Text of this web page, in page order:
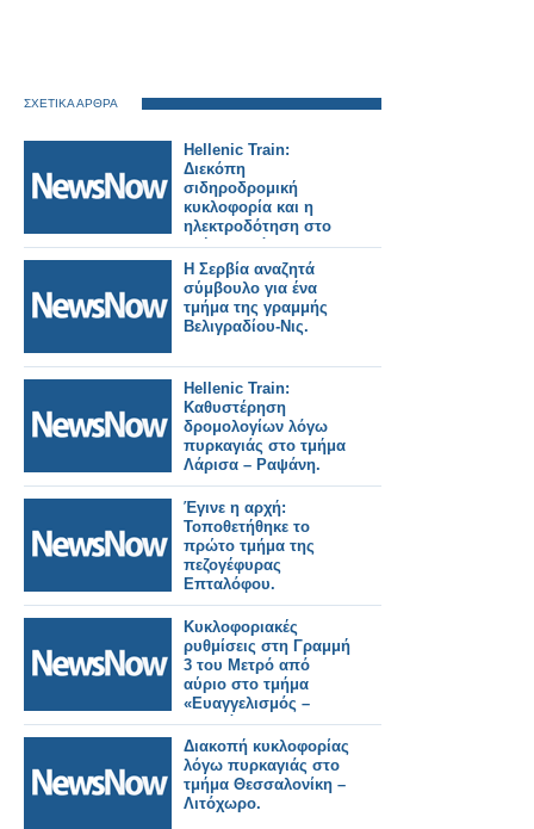
ΣΧΕΤΙΚΑ ΑΡΘΡΑ
Hellenic Train:
Διεκόπη
σιδηροδρομική
κυκλοφορία και η
ηλεκτροδότηση στο
τμήμα Οινόη –
Χαλκίδα, εξαιτίας
πυρκαγιάς.
Η Σερβία αναζητά
σύμβουλο για ένα
τμήμα της γραμμής
Βελιγραδίου-Νις.
Hellenic Train:
Καθυστέρηση
δρομολογίων λόγω
πυρκαγιάς στο τμήμα
Λάρισα – Ραψάνη.
Έγινε η αρχή:
Τοποθετήθηκε το
πρώτο τμήμα της
πεζογέφυρας
Επταλόφου.
Κυκλοφοριακές
ρυθμίσεις στη Γραμμή
3 του Μετρό από
αύριο στο τμήμα
«Ευαγγελισμός –
Κατεχάκη» – Ποιοι
σταθμοί θα κλείνουν
στις 21:40.
Διακοπή κυκλοφορίας
λόγω πυρκαγιάς στο
τμήμα Θεσσαλονίκη –
Λιτόχωρο.